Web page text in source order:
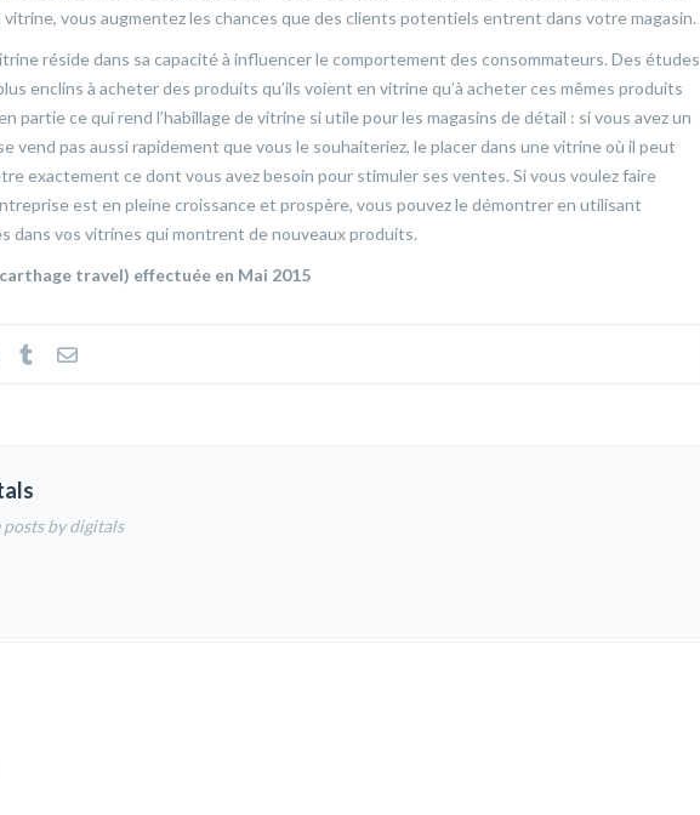
vous augmentez les chances que des clients potentiels entrent dans votre magasin.
réside dans sa capacité à influencer le comportement des consommateurs. Des études
enclins à acheter des produits qu’ils voient en vitrine qu’à acheter ces mêmes produits
partie ce qui rend l’habillage de vitrine si utile pour les magasins de détail : si vous avez un
vend pas aussi rapidement que vous le souhaiteriez, le placer dans une vitrine où il peut
exactement ce dont vous avez besoin pour stimuler ses ventes. Si vous voulez faire
est en pleine croissance et prospère, vous pouvez le démontrer en utilisant
dans vos vitrines qui montrent de nouveaux produits.
travel) effectuée en Mai 2015
by digitals